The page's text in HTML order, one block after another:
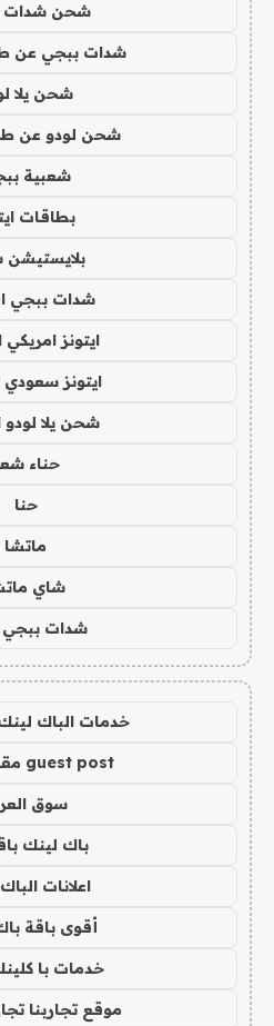
شحن شدات
شدات ببجي عن
شحن يلا
شحن لودو عن
شعبية
بطاقات
بلايستيشن
شدات ببجي
ايتونز
ايتونز
شحن يلا
حناء
حنا
ماتشا
شاي
شدات ببجي
خدمات الباك
guest post مقال ضيف
سوق
باك لينك باقة
اعلانات
أقوى باقة
خدمات با كلينك
موقع تجاربنا